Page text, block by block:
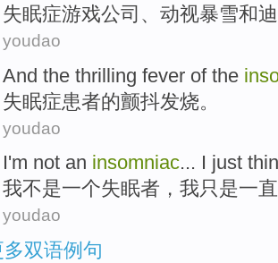
失眠症游戏公司、动视暴雪和
youdao
And the thrilling fever ofthe
失眠症患者的颤抖发烧。
youdao
I'm not an insomniac... I just
我不是一个失眠者，我只是一
youdao
多双语例句